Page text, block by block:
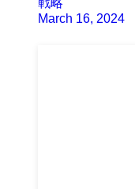
March 16, 2024